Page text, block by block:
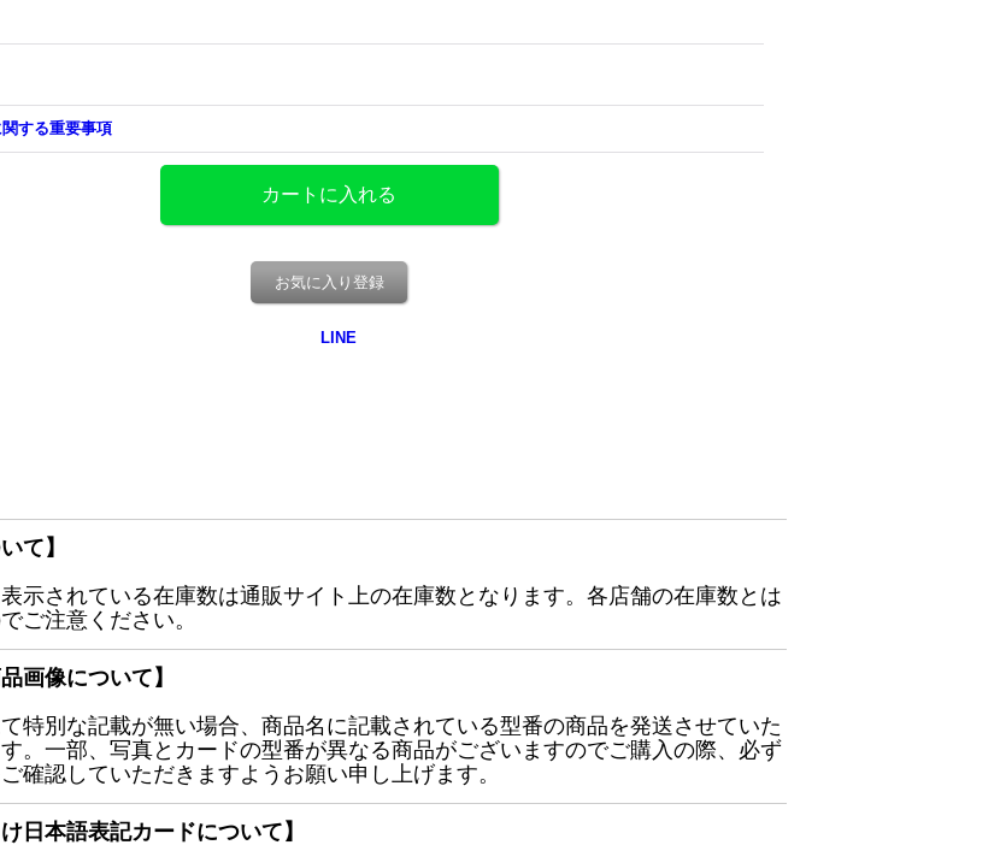
する重要事項
お気に入り登録
て】
示されている在庫数は通販サイト上の在庫数となります。各店舗の在庫数とは
ご注意ください。
画像について】
特別な記載が無い場合、商品名に記載されている型番の商品を発送させていた
。一部、写真とカードの型番が異なる商品がございますのでご購入の際、必ず
確認していただきますようお願い申し上げます。
日本語表記カードについて】